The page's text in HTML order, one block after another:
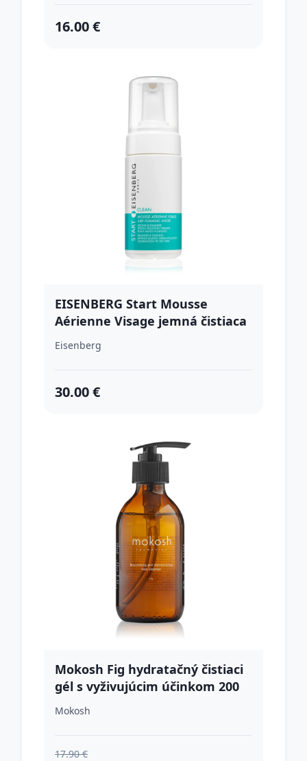
16.00 €
EISENBERG Start Mousse
Aérienne Visage jemná čistiaca
pena 100 ml
Eisenberg
30.00 €
Mokosh Fig hydratačný čistiaci
gél s vyživujúcim účinkom 200
ml
Mokosh
17.90 €